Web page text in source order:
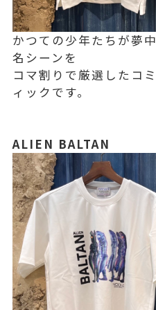
かつての少年たちが夢
名シーンを
コマ割りで厳選したコ
ィックです。
ALIEN BALTAN